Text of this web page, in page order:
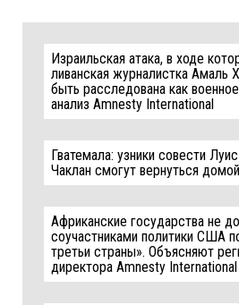
Израильская атака, в ходе
ливанская журналистка Амаль
быть расследована как
анализ Amnesty International
Гватемала: узники совести
Чаклан смогут вернуться
Африканские государства не
соучастниками политики США
третьи страны». Объясняют
директора Amnesty